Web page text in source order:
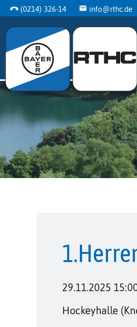
(0214) 326-14 info@rthc.de
29.11.2025
Hockeyhalle